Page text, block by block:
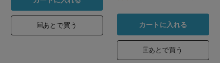
あとで買う カートに入れる
あとで買う